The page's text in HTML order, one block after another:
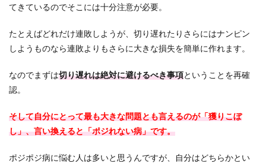
てきているのでそこには十分注意が必要。
たとえばどれだけ連敗しようが、切り遅れたりさらにはナンピン
しようものなら連敗よりもさらに大きな損失を簡単に作れます。
なのでまずは切り遅れは絶対に避けるべき事項ということを再確
認。
そして自分にとって最も大きな問題とも言えるのが「獲りこぼ
し」、言い換えると「ポジれない病」です。
ポジポジ病に悩む人は多いと思うんですが、自分はどちらかとい